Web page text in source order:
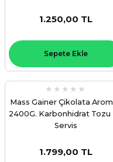
1.250,00 TL
Sepete Ekle
Mass Gainer Çikolata
2400G. Karbonhidrat Tozu
Servis
1.799,00 TL